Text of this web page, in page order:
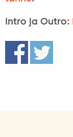
Intro ja Outro: